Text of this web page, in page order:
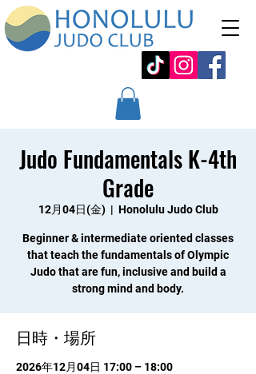
Judo Fundamentals K-4th
Grade
12月04日(金)
  |
Honolulu Judo Club
Beginner & intermediate oriented classes
that teach the fundamentals of Olympic
Judo that are fun, inclusive and build a
strong mind and body.
日時・場所
2026年12月04日 17:00 – 18:00